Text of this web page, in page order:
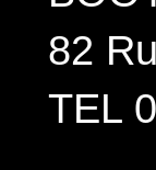
82
TEL